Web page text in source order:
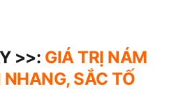
>>: GIÁ TRỊ NÁM
NHANG, SẮC TỐ